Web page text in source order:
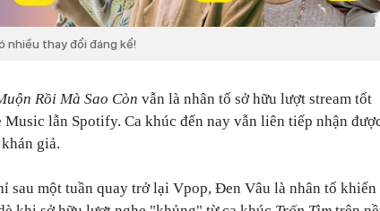
nhiều thay đổi đáng kể!
Muộn Rồi Mà Sao Còn
vẫn là nhân tố sở hữu lượt stream tốt
Music lẫn Spotify. Ca khúc đến nay vẫn liên tiếp nhận được
giả.
sau một tuần quay trở lại Vpop, Đen Vâu là nhân tố khiến
khi sở hữu lượt nghe "khủng" từ ca khúc
Trốn Tìm
trên nền